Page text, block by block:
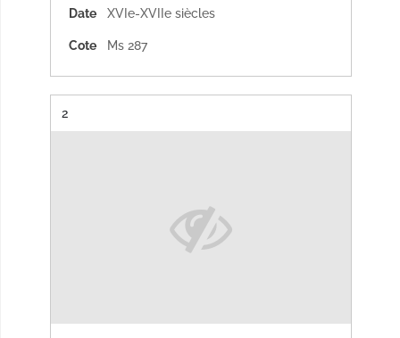
Date XVIe-XVIIe siècles
Cote Ms 287
Résultat n°
2